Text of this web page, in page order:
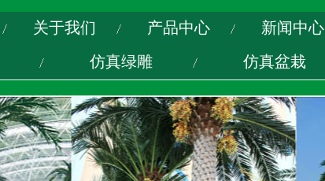
关于我们 产品中心 新闻中心
仿真绿雕 仿真盆栽